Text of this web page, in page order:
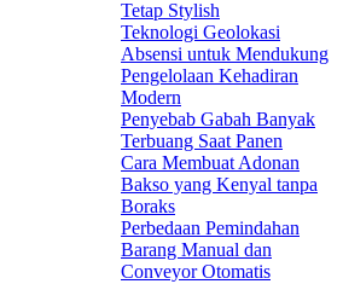
Tetap Stylish
Teknologi Geolokasi
Absensi untuk Mendukung
Pengelolaan Kehadiran
Modern
Penyebab Gabah Banyak
Terbuang Saat Panen
Cara Membuat Adonan
Bakso yang Kenyal tanpa
Boraks
Perbedaan Pemindahan
Barang Manual dan
Conveyor Otomatis